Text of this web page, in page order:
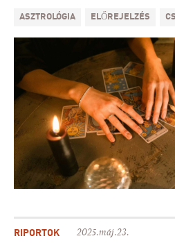
ASZTROLÓGIA ELŐREJELZÉS
RIPORTOK 2025.máj.23.